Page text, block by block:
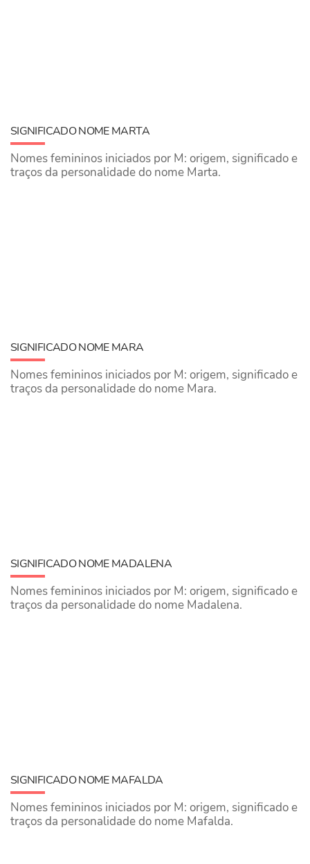
SIGNIFICADO NOME MARTA
Nomes femininos iniciados por M: origem, significado e
traços da personalidade do nome Marta.
SIGNIFICADO NOME MARA
Nomes femininos iniciados por M: origem, significado e
traços da personalidade do nome Mara.
SIGNIFICADO NOME MADALENA
Nomes femininos iniciados por M: origem, significado e
traços da personalidade do nome Madalena.
SIGNIFICADO NOME MAFALDA
Nomes femininos iniciados por M: origem, significado e
traços da personalidade do nome Mafalda.